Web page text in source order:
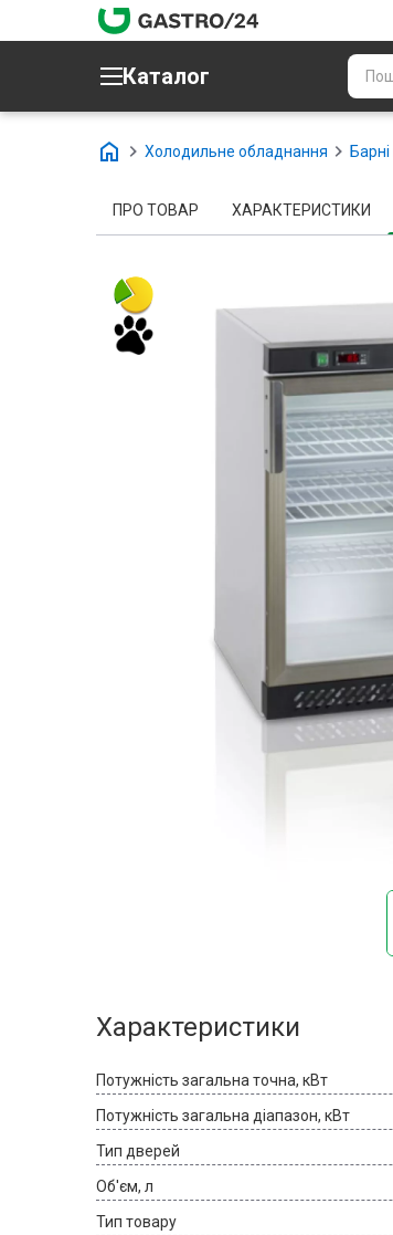
Каталог
Холодильне обладнання
ПРО ТОВАР ХАРАКТЕРИСТИКИ
Характеристики
Потужність загальна точна, кВт
Потужність загальна діапазон, кВт
Тип дверей
Об'єм, л
Тип товару